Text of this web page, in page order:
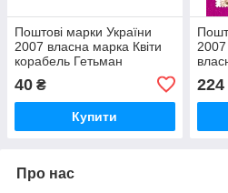
Поштові марки України
2007 власна марка Квіти
корабель Гетьман
40 ₴
Купити
КУТ
224
Про нас